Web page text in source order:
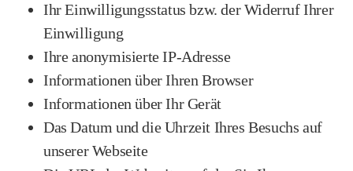
Ihr Einwilligungsstatus bzw. der Widerruf Ihrer
Einwilligung
Ihre anonymisierte IP‑Adresse
Informationen über Ihren Browser
Informationen über Ihr Gerät
Das Datum und die Uhrzeit Ihres Besuchs auf
unserer Webseite